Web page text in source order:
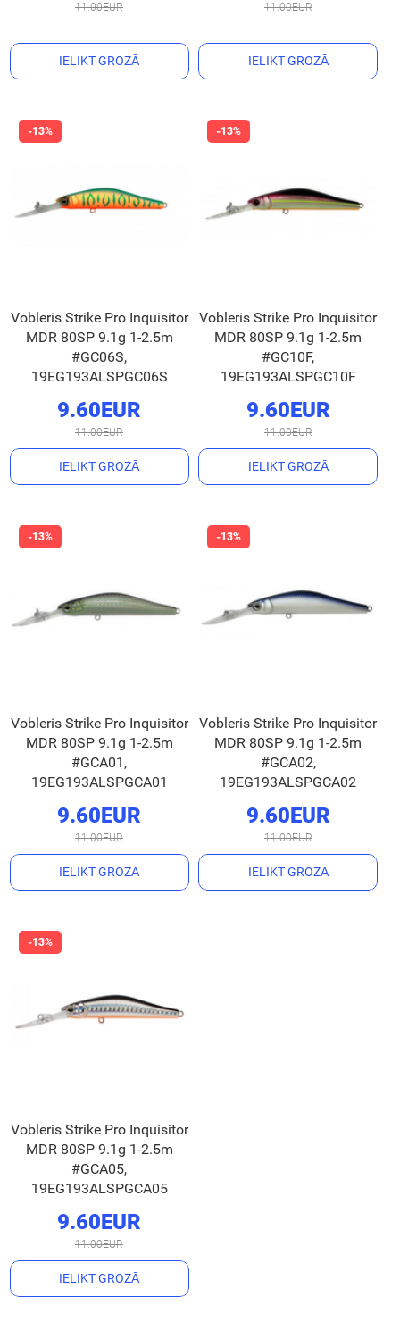
11.00EUR
IELIKT GROZĀ
11.00EUR
IELIKT GROZĀ
Vobleris Strike Pro Inquisitor
MDR 80SP 9.1g 1-2.5m
#GC06S,
19EG193ALSPGC06S
9.60EUR
11.00EUR
IELIKT GROZĀ
Vobleris Strike Pro Inquisitor
MDR 80SP 9.1g 1-2.5m
#GC10F,
19EG193ALSPGC10F
9.60EUR
11.00EUR
IELIKT GROZĀ
Vobleris Strike Pro Inquisitor
MDR 80SP 9.1g 1-2.5m
#GCA01,
19EG193ALSPGCA01
9.60EUR
11.00EUR
IELIKT GROZĀ
Vobleris Strike Pro Inquisitor
MDR 80SP 9.1g 1-2.5m
#GCA02,
19EG193ALSPGCA02
9.60EUR
11.00EUR
IELIKT GROZĀ
Vobleris Strike Pro Inquisitor
MDR 80SP 9.1g 1-2.5m
#GCA05,
19EG193ALSPGCA05
9.60EUR
11.00EUR
IELIKT GROZĀ